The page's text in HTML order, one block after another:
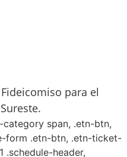
Fideicomiso para el
span, .etn-btn,
form .etn-btn, .etn-ticket-
.schedule-header,